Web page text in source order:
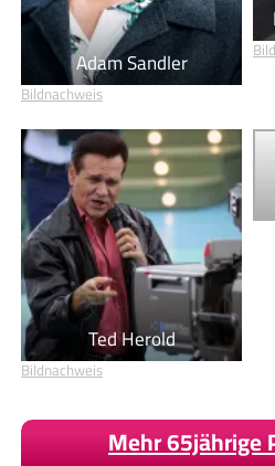
Adam Sandler
Bildnachweis
Ted Herold
Bildnachweis
Mehr 65jährige